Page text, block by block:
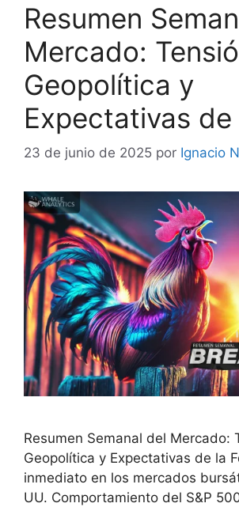
Resumen
Mercado:
Geopolítica y
Expectativas de
23 de junio de 2025 por Ignacio
Resumen Semanal del Mercado:
Geopolítica y Expectativas de la
inmediato en los mercados
UU. Comportamiento del S&P